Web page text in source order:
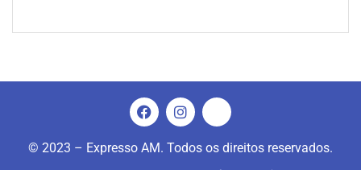
© 2023 – Expresso AM. Todos os direitos reservados.